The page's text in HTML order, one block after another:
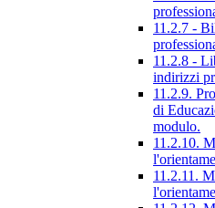
11.2.7 -
11.2.8 -
indirizzi
11.2.9.
di
modulo.
11.2.10.
11.2.11.